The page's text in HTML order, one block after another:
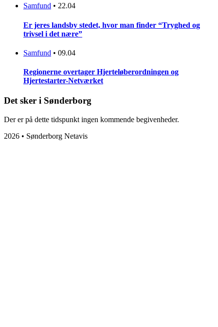
Samfund • 22.04
Er jeres landsby stedet, hvor man finder “Tryghed og
trivsel i det nære”
Samfund • 09.04
Regionerne overtager Hjerteløberordningen og
Hjertestarter-Netværket
Det sker i Sønderborg
Der er på dette tidspunkt ingen kommende begivenheder.
2026 • Sønderborg Netavis